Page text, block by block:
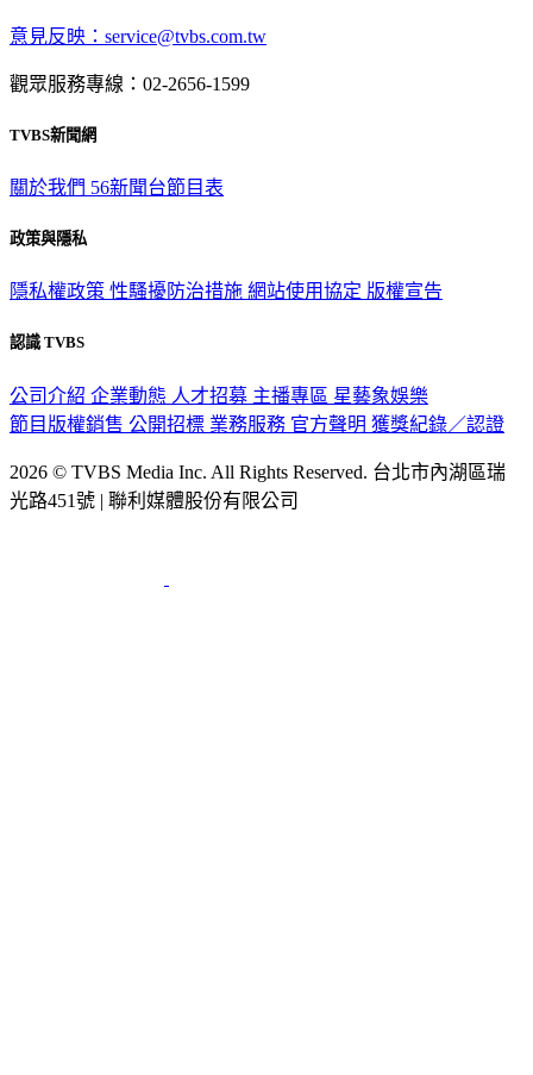
意見反映：service@tvbs.com.tw
觀眾服務專線：02-2656-1599
TVBS新聞網
關於我們 56新聞台節目表
政策與隱私
隱私權政策 性騷擾防治措施 網站使用協定 版權宣告
認識 TVBS
公司介紹 企業動態 人才招募 主播專區 星藝象娛樂
節目版權銷售 公開招標 業務服務 官方聲明 獲獎紀錄／認證
2026 © TVBS Media Inc. All Rights Reserved. 台北市內湖區瑞
光路451號 | 聯利媒體股份有限公司